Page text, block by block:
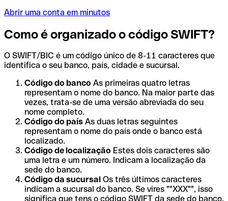
Abrir uma conta em minutos
Como é organizado o código SWIFT?
O SWIFT/BIC é um código único de 8-11 caracteres que
identifica o seu banco, país, cidade e sucursal.
Código do banco As primeiras quatro letras
representam o nome do banco. Na maior parte das
vezes, trata-se de uma versão abreviada do seu
nome completo.
Código do país As duas letras seguintes
representam o nome do país onde o banco está
localizado.
Código de localização Estes dois caracteres são
uma letra e um número. Indicam a localização da
sede do banco.
Código da sucursal Os três últimos caracteres
indicam a sucursal do banco. Se vires ""XXX"", isso
significa que tens o código SWIFT da sede do banco.